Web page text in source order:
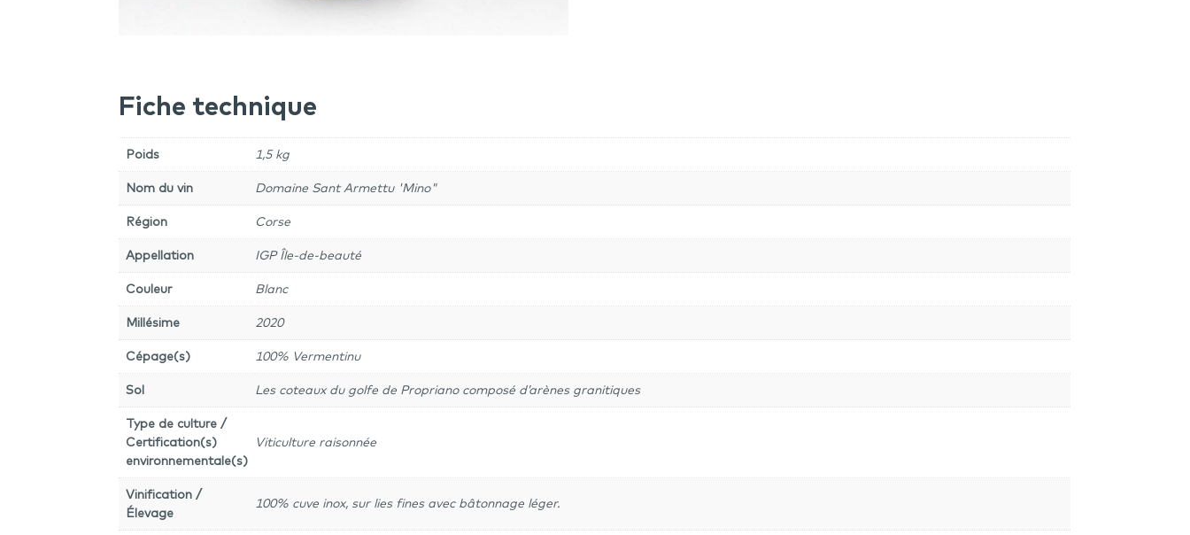
Fiche technique
Poids 1,5 kg
Nom du vin Domaine Sant Armettu 'Mino"
Région Corse
Appellation IGP Île-de-beauté
Couleur Blanc
Millésime 2020
Cépage(s) 100% Vermentinu
Sol Les coteaux du golfe de Propriano composé d’arènes granitiques
Type de culture /
Certification(s)
environnementale(s)
Viticulture raisonnée
Vinification /
Élevage
100% cuve inox, sur lies fines avec bâtonnage léger.